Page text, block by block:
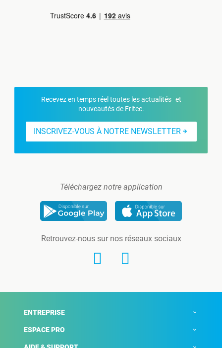
Recevez en temps réel toutes les actualités et
nouveautés de Fritec.
INSCRIVEZ-VOUS À NOTRE NEWSLETTER
Téléchargez notre application
Retrouvez-nous sur nos réseaux sociaux
ENTREPRISE
ESPACE PRO